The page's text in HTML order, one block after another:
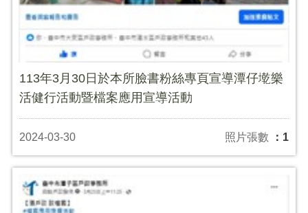
113年3月30日於本所臉書粉絲專頁宣導潭仔墘樂
活健行活動暨檔案應用宣導活動
2024-03-30 照片張數 ：1